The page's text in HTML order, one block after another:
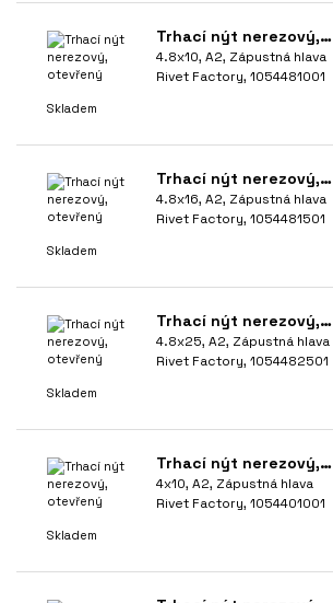
Trhací nýt nerezový, otevřený
4.8x10, A2, Zápustná hlava
Rivet Factory, 1054481001
Skladem
Trhací nýt nerezový, otevřený
4.8x16, A2, Zápustná hlava
Rivet Factory, 1054481501
Skladem
Trhací nýt nerezový, otevřený
4.8x25, A2, Zápustná hlava
Rivet Factory, 1054482501
Skladem
Trhací nýt nerezový, otevřený
4x10, A2, Zápustná hlava
Rivet Factory, 1054401001
Skladem